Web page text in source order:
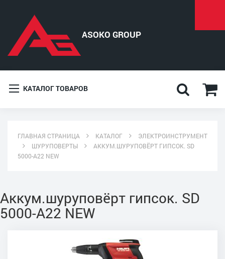
КАТАЛОГ ТОВАРОВ
ГЛАВНАЯ СТРАНИЦА КАТАЛОГ
ЭЛЕКТРОИНСТРУМЕНТ
ШУРУПОВЕРТЫ
АККУМ.ШУРУПОВЁРТ ГИПСОК. SD
5000-A22 NEW
Аккум.шуруповёрт гипсок. SD
5000-A22 NEW